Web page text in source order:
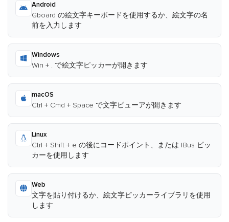
Android
Gboard の絵文字キーボードを使用するか、絵文字の名
前を入力します
Windows
Win + . で絵文字ピッカーが開きます
macOS
Ctrl + Cmd + Space で文字ビューアが開きます
Linux
Ctrl + Shift + e の後にコードポイント、または IBus ピッ
カーを使用します
Web
文字を貼り付けるか、絵文字ピッカーライブラリを使用
します